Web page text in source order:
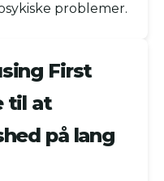
problemer.
First
til at
på lang